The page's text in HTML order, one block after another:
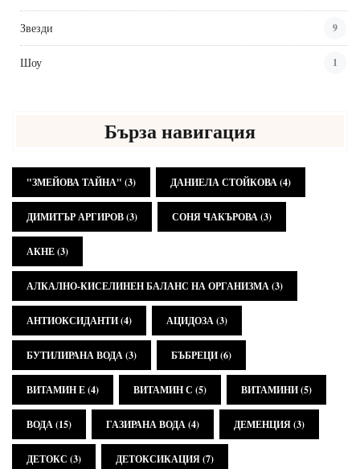
Звезди 9
Шоу 1
Бърза навигация
"ЗМЕЙОВА ТАЙНА" (3) ДАНИЕЛА СТОЙКОВА(4)
ДИМИТЪР АРГИРОВ(3) СОНЯ ЧАКЪРОВА(3)
АКНЕ(3)
АЛКАЛНО-КИСЕЛИНЕН БАЛАНС НА ОРГАНИЗМА(3)
АНТИОКСИДАНТИ(4) АЦИДОЗА(3)
БУТИЛИРАНА ВОДА(3) БЪБРЕЦИ(6)
ВИТАМИН Е(4) ВИТАМИН С (5) ВИТАМИНИ(5)
ВОДА(15) ГАЗИРАНА ВОДА(4) ДЕМЕНЦИЯ(3)
ДЕТОКС (3) ДЕТОКСИКАЦИЯ(7)